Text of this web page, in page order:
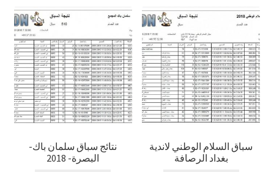
نتائج سباق سلمان باك-
البصرة- 2018
سباق السلام الوطني لاندية
بغداد الرصافة